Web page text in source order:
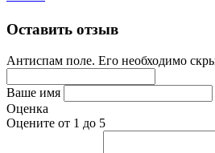
Оставить отзыв
Антиспам поле. Его необходимо
Ваше имя
Оценка
Оцените от 1 до 5